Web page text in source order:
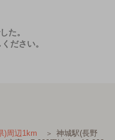
た。
ださい。
)周辺1km
神城駅(長野